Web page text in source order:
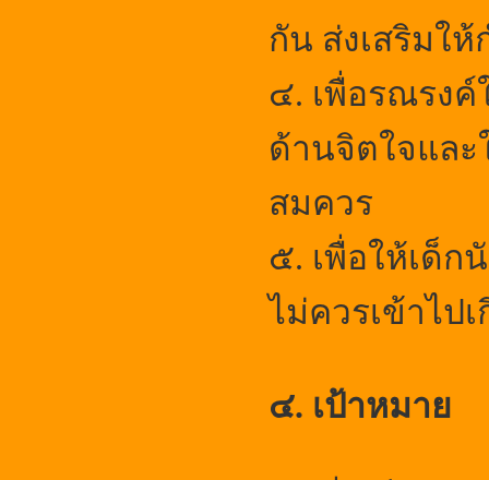
กัน ส่งเสริมใ
๔. เพื่อรณรง
ด้านจิตใจและ
สมควร
๕. เพื่อให้เด็ก
ไม่ควรเข้าไป
๔. เป้าหมาย